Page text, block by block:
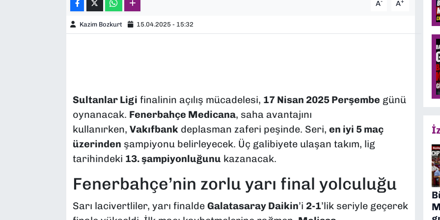
A- A+
Kazim Bozkurt 15.04.2025 - 15:32
Sultanlar Ligi finalinin açılış mücadelesi, 17 Nisan 2025 Perşembe günü
oynanacak. Fenerbahçe Medicana, saha avantajını
kullanırken, Vakıfbankdeplasman zaferi peşinde. Seri, en iyi 5 maç
üzerinden şampiyonu belirleyecek. Üç galibiyete ulaşan takım, lig
tarihindeki 13. şampiyonluğunu kazanacak.
Fenerbahçe’nin zorlu yarı final yolculuğu
Sarı lacivertliler, yarı finalde Galatasaray Daikin’i 2-1’lik seriyle geçerek